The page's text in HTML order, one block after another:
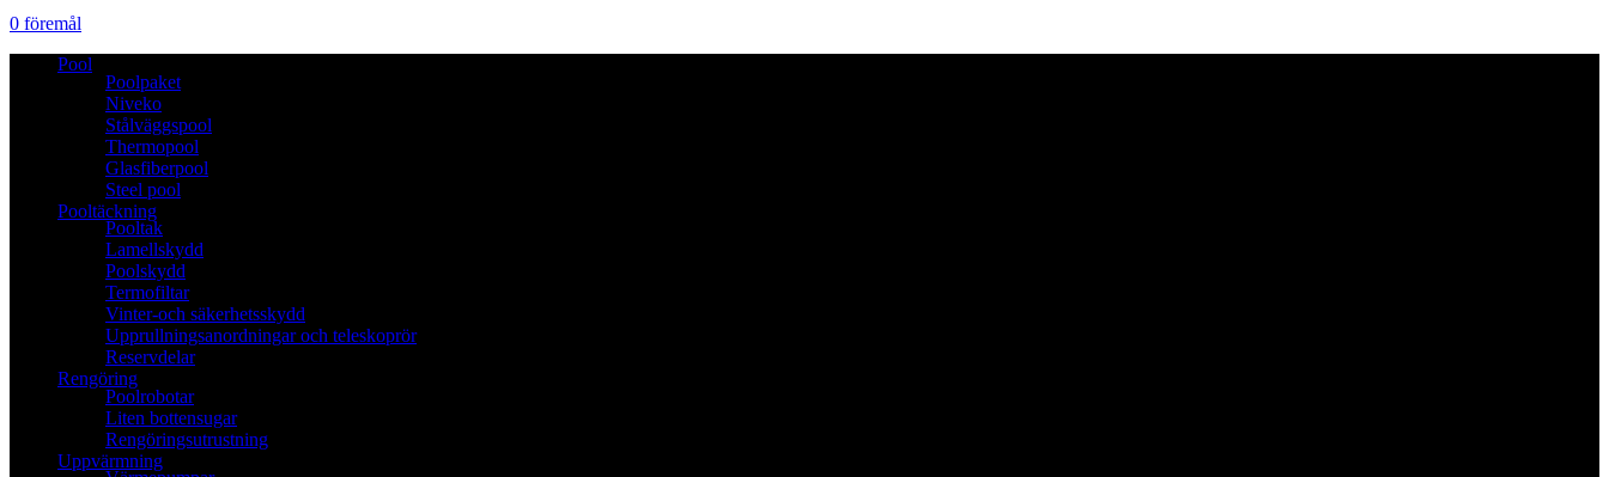
0 föremål
Pool
Poolpaket
Niveko
Stålväggspool
Thermopool
Glasfiberpool
Steel pool
Pooltäckning
Pooltak
Lamellskydd
Poolskydd
Termofiltar
Vinter-och säkerhetsskydd
Upprullningsanordningar och teleskoprör
Reservdelar
Rengöring
Poolrobotar
Liten bottensugar
Rengöringsutrustning
Uppvärmning